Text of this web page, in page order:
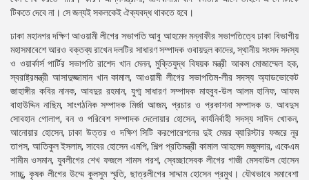
টিকতে দেবে না। সে জন্যই সকলকেই ঐক্যবদ্ধ থাকতে হবে।
ঢাকা মহানগর দক্ষিণ আওয়ামী লীগের সভাপতি আবু আহমেদ মন্নাফীর সভাপতিত্বে ঢাকা বিভাগীয়
মহাসমাবেশে আরও বক্তব্য রাখেন দলটির সাধারণ সম্পাদক ওবায়দুল কাদের, স্থানীয় সংসদ সদস্য
ও ওয়ার্কার্স পার্টির সভাপতি রাশেদ খান মেনন, মুক্তিযুদ্ধ বিষয়ক মন্ত্রী আকম মোজাম্মেল হক,
স্বরাষ্ট্রমন্ত্রী আসাদুজ্জামান খান কামাল, আওয়ামী লীগের সভাপতিম-লীর সদস্য অ্যাডভোকেট
জাহাঙ্গীর কবির নানক, আবদুর রহমান, যুগ্ম সাধারণ সম্পাদক মাহবুব-উল আলম হানিফ, আফম
বাহাউদ্দিন নাছিম, সাংগঠনিক সম্পাদক মির্জা আজম, প্রচার ও প্রকাশনা সম্পাদক ড. আবদুস
সোবহান গোলাপ, বন ও পরিবেশ সম্পাদক দেলোয়ার হোসেন, কার্যনির্বাহী সদস্য সাঈদ খোকন,
আনোয়ার হোসেন, ঢাকা উত্তর ও দক্ষিণ সিটি করপোরেশনের দুই মেয়র ব্যারিস্টার ফজরে নূর
তাপস, আতিকুল ইসলাম, সাবের হোসেন এমপি, শিল্প প্রতিমন্ত্রী কামাল আহমেদ মজুমদার, একেএম
শামীম ওসমান, যুবলীগের শেখ ফজলে শামস পরশ, স্বেচ্ছাসেবক লীগের গাজী মেসবাউল হোসেন
সাচ্চু, কৃষক লীগের উম্মে কুলসুম স্মৃতি, ছাত্রলীগের সাদ্দাম হোসেন প্রমুখ। যৌথভাবে সমাবেশা